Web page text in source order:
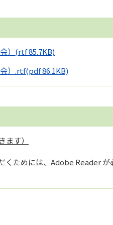
） (rtf 85.7KB)
）.rtf(pdf 86.1KB)
す）
くためには、Adobe Reader が